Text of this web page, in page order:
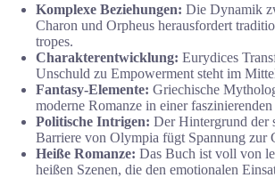
Komplexe Beziehungen: Die Dynamik
Charon und Orpheus herausfordert
tropes.
Charakterentwicklung: Eurydices
Unschuld zu Empowerment steht im
Fantasy-Elemente: Griechische
moderne Romanze in einer faszinierenden
Politische Intrigen: Der Hintergrund der
Barriere von Olympia fügt Spannung zur
Heiße Romanze: Das Buch ist voll von
heißen Szenen, die den emotionalen